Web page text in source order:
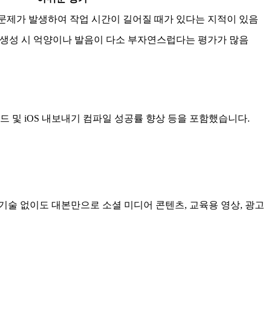
제가 발생하여 작업 시간이 길어질 때가 있다는 지적이 있음
성 시 억양이나 발음이 다소 부자연스럽다는 평가가 많음
및 iOS 내보내기 컴파일 성공률 향상 등을 포함했습니다.
없이도 대본만으로 소셜 미디어 콘텐츠, 교육용 영상, 광고